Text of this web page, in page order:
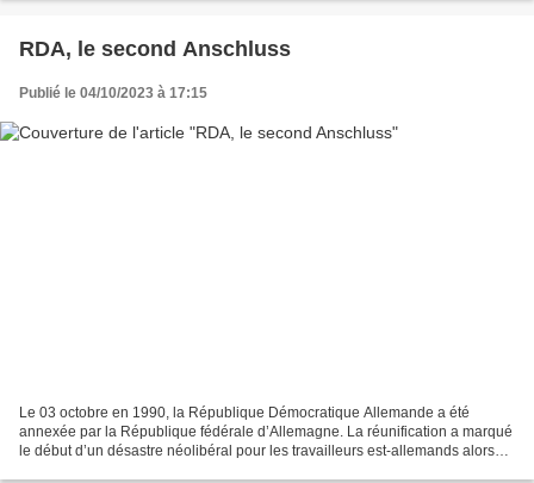
RDA, le second Anschluss
Publié le 04/10/2023 à 17:15
Le 03 octobre en 1990, la République Démocratique Allemande a été
annexée par la République fédérale d’Allemagne. La réunification a marqué
le début d’un désastre néolibéral pour les travailleurs est-allemands alors